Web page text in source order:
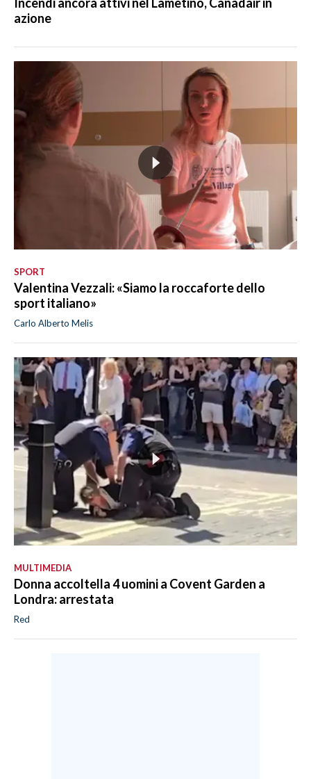
azione
SPORT
Valentina Vezzali: «Siamo la roccaforte dello
sport italiano»
Carlo Alberto Melis
MULTIMEDIA
Donna accoltella 4 uomini a Covent Garden a
Londra: arrestata
Red